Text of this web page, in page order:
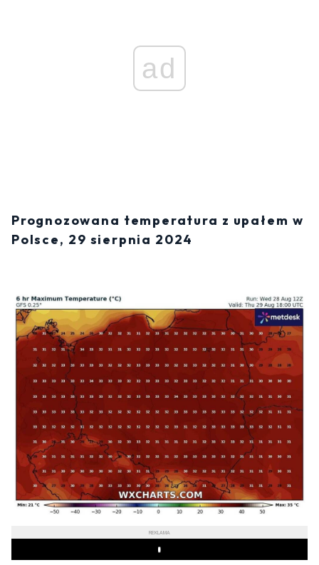
ad
Prognozowana temperatura z upałem w
Polsce, 29 sierpnia 2024
REKLAMA
Play